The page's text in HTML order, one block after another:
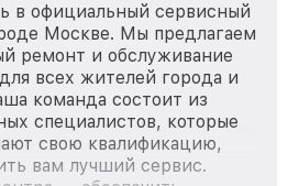
в официальный сервисный
Москве. Мы предлагаем
ремонт и обслуживание
всех жителей города и
команда состоит из
специалистов, которые
свою квалификацию,
вам лучший сервис.